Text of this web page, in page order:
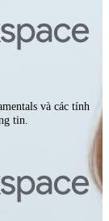
và các tính
tin.